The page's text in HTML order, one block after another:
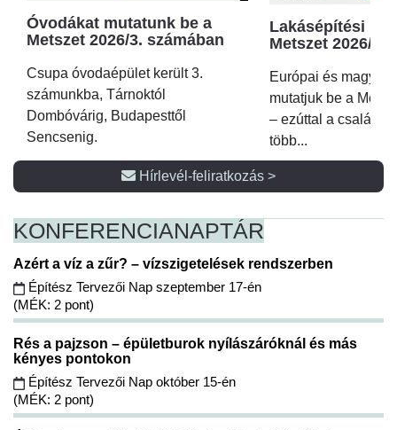
Óvodákat mutatunk be a
Metszet 2026/3. számában
Csupa óvodaépület került 3.
számunkba, Tárnoktól
Dombóvárig, Budapesttől
Sencsenig.
Lakásépítési
Metszet 2026/2.
Európai és magyar
mutatjuk be a
– ezúttal a családi
több...
Hírlevél-feliratkozás >
KONFERENCIANAPTÁR
Azért a víz a zűr? – vízszigetelések rendszerben
Építész Tervezői Nap szeptember 17-én
(MÉK: 2 pont)
Rés a pajzson – épületburok nyílászáróknál és más
kényes pontokon
Építész Tervezői Nap október 15-én
(MÉK: 2 pont)